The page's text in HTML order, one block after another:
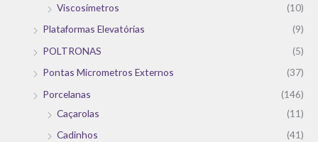
Viscosímetros
(10)
Plataformas Elevatórias
(9)
POLTRONAS
(5)
Pontas Micrometros Externos
(37)
Porcelanas
(146)
Caçarolas
(11)
Cadinhos
(41)